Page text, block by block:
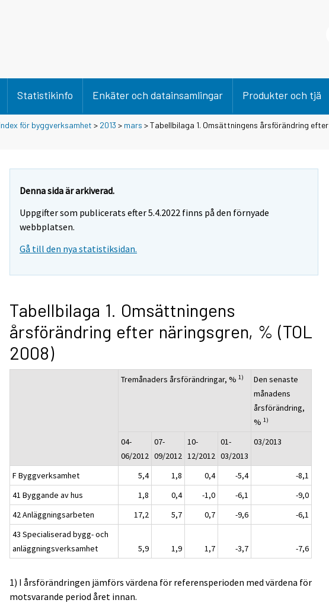
Statistikinfo Enkäter och datainsamlingar Produkter och tjä
för byggverksamhet > 2013 > mars > Tabellbilaga 1. Omsättningens årsförändring efter
Denna sida är arkiverad.
Uppgifter som publicerats efter 5.4.2022 finns på den förnyade
webbplatsen.
Gå till den nya statistiksidan.
Tabellbilaga 1. Omsättningens
årsförändring efter näringsgren, % (TOL
2008)
Tremånaders årsförändringar, %1)
Den senaste
månadens
årsförändring,
%1)
04-
06/2012
07-
09/2012
10-
12/2012
01-
03/2013
03/2013
F Byggverksamhet 5,4 1,8 0,4 -5,4
-8,1
41 Byggande av hus
1,8 0,4 -1,0 -6,1
-9,0
42 Anläggningsarbeten
17,2 5,7 0,7 -9,6
-6,1
43 Specialiserad bygg- och
anläggningsverksamhet
5,9 1,9 1,7 -3,7 -7,6
1) I årsförändringen jämförs värdena för referensperioden med värdena för
motsvarande period året innan.